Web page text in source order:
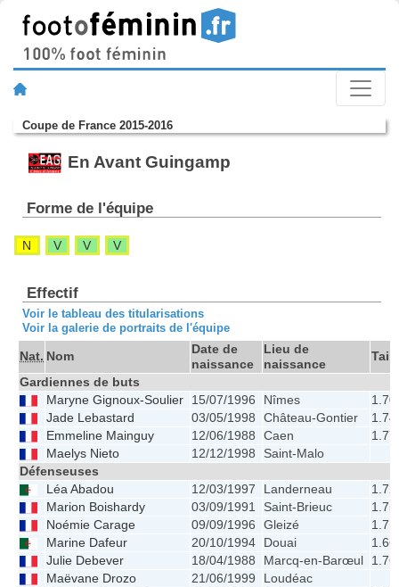
Coupe de France 2015-2016
En Avant Guingamp
Forme de l'équipe
N V V V
Effectif
Voir le tableau des titularisations
Voir la galerie de portraits de l'équipe
Nat. Nom
Date de
naissance
Lieu de
naissance
Gardiennes de buts
Maryne Gignoux-Soulier
15/07/1996 Nîmes
1.70
Jade Lebastard
03/05/1998 Château-Gontier
1.74
Emmeline Mainguy
12/06/1988 Caen
1.77
Maelys Nieto
12/12/1998
Saint-Malo
Défenseuses
Léa Abadou
12/03/1997 Landerneau
1.72
Marion Boishardy
03/09/1991 Saint-Brieuc
1.75
Noémie Carage
09/09/1996 Gleizé
1.71
Marine Dafeur
20/10/1994 Douai
1.66
Julie Debever
18/04/1988 Marcq-en-Barœul
1.76
Maëvane Drozo
21/06/1999
Loudéac